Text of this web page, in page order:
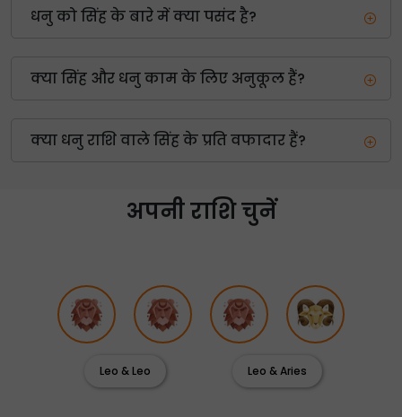
धनु को सिंह के बारे में क्या पसंद है?
क्या सिंह और धनु काम के लिए अनुकूल हैं?
क्या धनु राशि वाले सिंह के प्रति वफादार हैं?
अपनी राशि चुनें
Leo & Leo Leo & Aries